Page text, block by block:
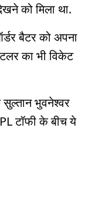
को मिला था.
बैटर को अपना
का भी विकेट
सुल्तान भुवनेश्वर
टॉफी के बीच ये